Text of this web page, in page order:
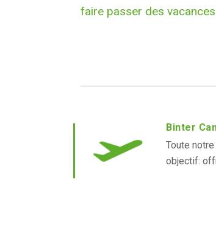
faire passer des
Binter
Toute
objectif: